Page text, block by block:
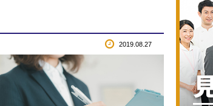
2019.08.27